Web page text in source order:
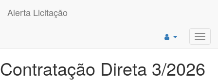
Alerta Licitação
Contratação Direta 3/2026